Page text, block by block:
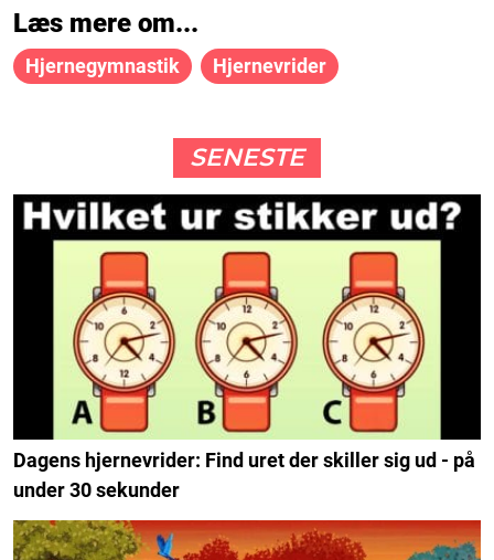
Læs mere om...
Hjernegymnastik Hjernevrider
SENESTE
Dagens hjernevrider: Find uret der skiller sig ud - på
under 30 sekunder